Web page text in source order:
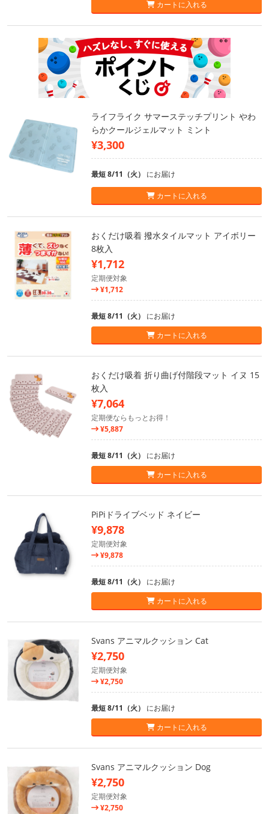
カートに入れる
ライフライク サマーステッチプリント やわ
らかクールジェルマット ミント
¥3,300
最短 8/11（火） にお届け
カートに入れる
おくだけ吸着 撥水タイルマット アイボリー
8枚入
¥1,712
定期便対象
¥1,712
最短 8/11（火） にお届け
カートに入れる
おくだけ吸着 折り曲げ付階段マット イヌ 15
枚入
¥7,064
定期便ならもっとお得！
¥5,887
最短 8/11（火） にお届け
カートに入れる
PiPiドライブベッド ネイビー
¥9,878
定期便対象
¥9,878
最短 8/11（火） にお届け
カートに入れる
Svans アニマルクッション Cat
¥2,750
定期便対象
¥2,750
最短 8/11（火） にお届け
カートに入れる
Svans アニマルクッション Dog
¥2,750
定期便対象
¥2,750